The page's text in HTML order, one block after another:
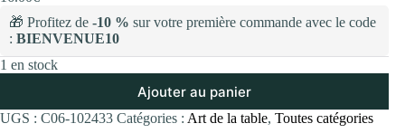
🎁 Profitez de -10 % sur votre première commande avec le code
: BIENVENUE10
1 en stock
Ajouter au panier
UGS : C06-102433 Catégories : Art de la table, Toutes catégories